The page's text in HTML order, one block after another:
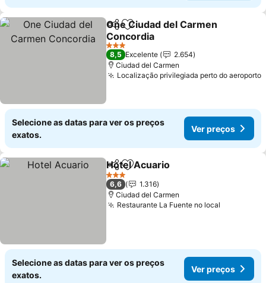
PartilharAdicionar aos favoritos
One Ciudad del Carmen
Concordia
Ver preços
3 Estrelas
8,5 Excelente
2.654
Ciudad del Carmen
Localização privilegiada perto do aeroporto
Selecione as datas para ver os preços
exatos.
Ver preços
PartilharAdicionar aos favoritos
Hotel Acuario
3 Estrelas
6,6
1.316
Ciudad del Carmen
Restaurante La Fuente no local
Selecione as datas para ver os preços
exatos.
Ver preços